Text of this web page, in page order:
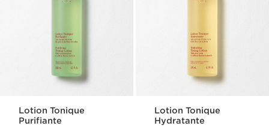
Lotion Tonique
Purifiante
Lotion Tonique
Hydratante